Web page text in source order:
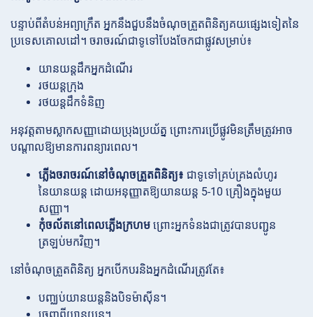
បន្ទាប់ពីតំបន់អព្យាក្រឹត អ្នកនឹងជួបនឹងចំណុចត្រួតពិនិត្យគយផ្សេងទៀតនៃ
ប្រទេសគោលដៅ។ ចរាចរណ៍ជាទូទៅបែងចែកជាផ្លូវសម្រាប់៖
យានយន្តដឹកអ្នកដំណើរ
រថយន្តក្រុង
រថយន្តដឹកទំនិញ
អនុវត្តតាមស្លាកសញ្ញាដោយប្រុងប្រយ័ត្ន ព្រោះការប្រើផ្លូវមិនត្រឹមត្រូវអាច
បណ្តាលឱ្យមានការពន្យារពេល។
ភ្លើងចរាចរណ៍នៅចំណុចត្រួតពិនិត្យ៖ ជាទូទៅគ្រប់គ្រងលំហូរ
នៃយានយន្ត ដោយអនុញ្ញាតឱ្យយានយន្ត 5-10 គ្រឿងក្នុងមួយ
សញ្ញា។
កុំចល័តនៅពេលភ្លើងក្រហម ព្រោះអ្នកទំនងជាត្រូវបានបញ្ជូន
ត្រឡប់មកវិញ។
នៅចំណុចត្រួតពិនិត្យ អ្នកបើកបរនិងអ្នកដំណើរត្រូវតែ៖
បញ្ឈប់យានយន្តនិងបិទម៉ាស៊ីន។